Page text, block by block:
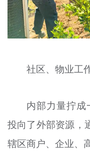
社区、物业工
内部力量拧
投向了外部资源，
辖区商户、企业、